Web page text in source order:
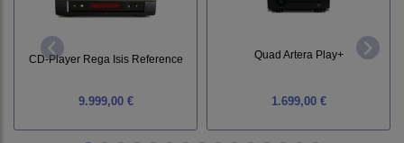
CD-Player Rega Isis Reference
9.999,00 €
Quad Artera Play+
1.699,00 €